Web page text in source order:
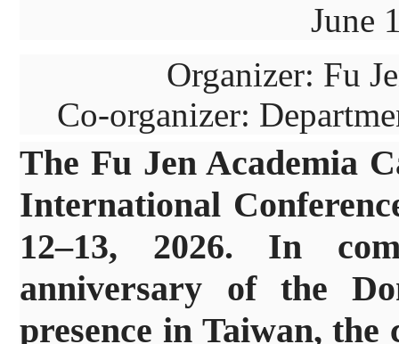
June
Organizer: Fu
Co-organizer:
The Fu Jen Academia
International
12–13, 2026. In
anniversary of the
presence in Taiwan,